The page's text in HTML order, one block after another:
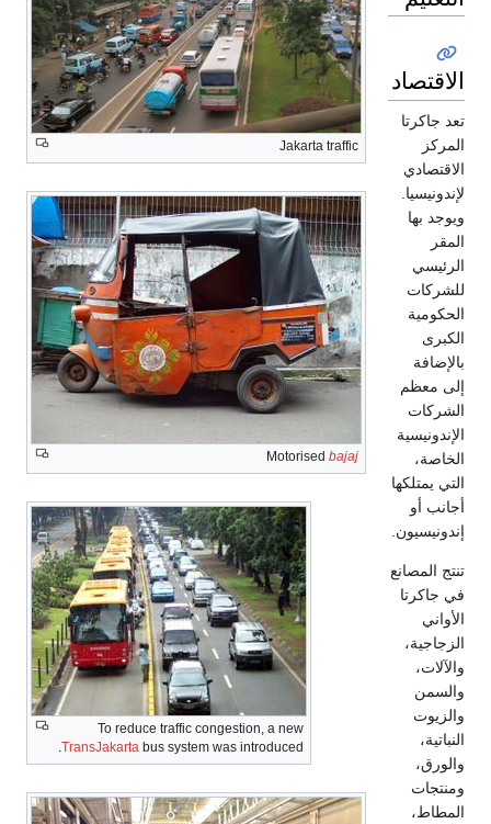
Jakarta traffic
Motorised bajaj
To reduce traffic congestion, a new
TransJakarta bus system was introduced.
الاقتصاد
تعد جاكرتا
المركز
الاقتصادي
لإندونيسيا.
ويوجد بها
المقر
الرئيسي
للشركات
الحكومية
الكبرى
بالإضافة
إلى معظم
الشركات
الإندونيسية
الخاصة،
التي يمتلكها
أجانب أو
إندونيسيون.
تنتج المصانع
في جاكرتا
الأواني
الزجاجية،
والآلات،
والسمن
والزيوت
النباتية،
والورق،
ومنتجات
المطاط،